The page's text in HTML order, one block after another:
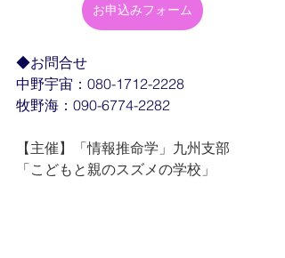
お申込みフォーム
◆お問合せ
中野宇宙：080-1712-2228
牧野海：090-6774-2282
【主催】「情報推命学」九州支部
「こどもと親のスズメの学校」